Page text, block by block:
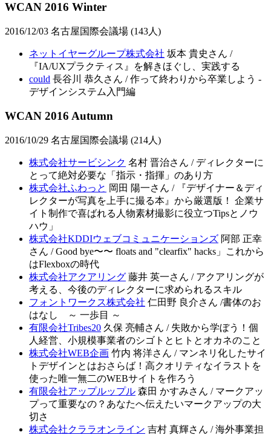
WCAN 2016 Winter
2016/12/03 名古屋国際会議場 (143人)
ネットイヤーグループ株式会社 坂本 貴史さん /
『IA/UXプラクティス』を解きほぐし、実践する
could 長谷川 恭久さん / 作って終わりから卒業しよう -
デザインシステム入門編
WCAN 2016 Autumn
2016/10/29 名古屋国際会議場 (214人)
株式会社サービシンク 名村 晋治さん / ディレクターに
とって絶対必要な「指示・指揮」のあり方
株式会社ふわっと 岡田 陽一さん / 『デザイナー＆ディ
レクターが写真を上手に撮る本』から厳選版！ 企業サ
イト制作で喜ばれる人物素材撮影に役立つTipsとノウ
ハウ」
株式会社KDDIウェブコミュニケーションズ 阿部 正幸
さん / Good bye〜〜 floats and "clearfix" hacks」これから
はFlexboxの時代
株式会社アクアリング 藤井 英一さん / アクアリングが
考える、今後のディレクターに求められるスキル
フォントワークス株式会社 仁田野 良介さん /書体のお
はなし ～ 一歩目 ～
有限会社Tribes20 久保 亮輔さん / 失敗から学ぼう！個
人経営、小規模事業者のシゴトとヒトとオカネのこと
株式会社WEB企画 竹内 将洋さん / マンネリ化したサイ
トデザインとはおさらば！高クオリティなイラストを
使った唯一無二のWEBサイトを作ろう
有限会社アップルップル 森田 かすみさん / マークアッ
プって重要なの？あなたへ伝えたいマークアップの大
切さ
株式会社クララオンライン 吉村 真輝さん / 海外事業担